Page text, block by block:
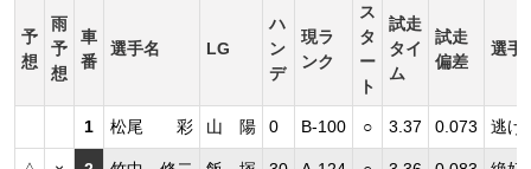
予
想
雨
予
想
車
番
選手名 LG
ハ
ン
デ
現ラ
ンク
ス
タ
ー
ト
試走
タイ
ム
試走
偏差
選手
1 松尾 彩 山 陽 0 B-100 ○ 3.37 0.073 逃げ